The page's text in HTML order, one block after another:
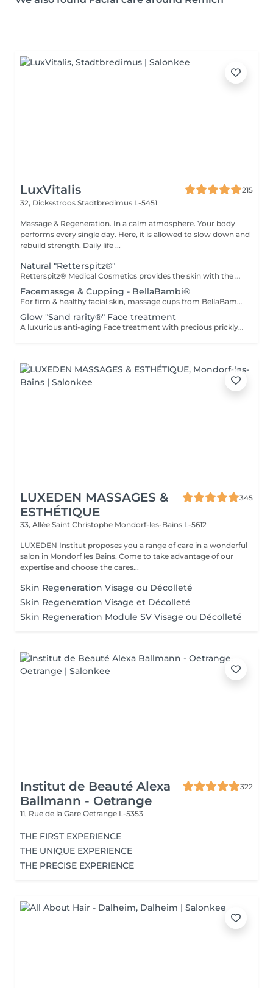
LuxVitalis
215
32, Dicksstroos Stadtbredimus L-5451
Massage & Regeneration. In a calm atmosphere. Your body
performs every single day. Here, it is allowed to slow down and
rebuild strength. Daily life ...
Natural "Retterspitz®"
Retterspitz® Medical Cosmetics provides the skin with the best, natural care products and ingredients. Traditional knowledge ensures radiant skin. Well-groomed skin is beautiful skin. A fresh, radiant complexion is not a question of age, but of care. The skin is supplied with the best care ingredients and natural ingredients such as Q10, provitamin B5, urea, valuable oils and selected plant extracts. For Retterspitz, consistent care also means consistently avoiding artificial additives such as odorants, critical emulsifiers, animal components, nanoparticles, unnecessary preservatives, microplastics and much more... Cleansing, peeling, facial massage, mask, final care.
Facemassge & Cupping - BellaBambi®
For firm & healthy facial skin, massage cups from BellaBambi® provide a natural lifting effect and deep stimulation and can be used by both women and men to keep facial skin in top shape. This application stimulates blood circulation, removes toxins and, when used regularly, increases the elasticity of the facial skin for a natural lifting effect. Gently pulling on the skin also stimulates collagen production and relieves tension in the facial muscles. It also opens the pores so that care products can be absorbed even better. Cleansing, massage with care product and cupping, final care.
Glow "Sand rarity®" Face treatment
A luxurious anti-aging Face treatment with precious prickly pear seed oil regenerates and imparts a radiantly fresh complexion. Includes cleanser, mask, eye contour serum, and finishing cream. Natural and certified ingredients: 99% of natural origin, enriched with precious plant oils, and Cosmos Natural certified, guaranteeing impeccable quality and ethical practices.
LUXEDEN MASSAGES &
ESTHÉTIQUE
345
33, Allée Saint Christophe Mondorf-les-Bains L-5612
LUXEDEN Institut proposes you a range of care in a wonderful
salon in Mondorf les Bains. Come to take advantage of our
expertise and choose the cares...
Skin Regeneration Visage ou Décolleté
Skin Regeneration Visage et Décolleté
Skin Regeneration Module SV Visage ou Décolleté
Institut de Beauté Alexa
Ballmann - Oetrange
322
11, Rue de la Gare Oetrange L-5353
THE FIRST EXPERIENCE
THE UNIQUE EXPERIENCE
THE PRECISE EXPERIENCE